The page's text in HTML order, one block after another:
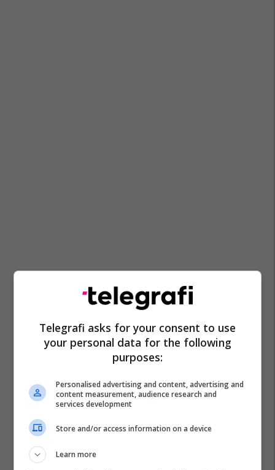
Telegrafi asks for your consent to use
your personal data for the following
purposes:
Personalised advertising and content, advertising and
content measurement, audience research and
services development
Store and/or access information on a device
Learn more